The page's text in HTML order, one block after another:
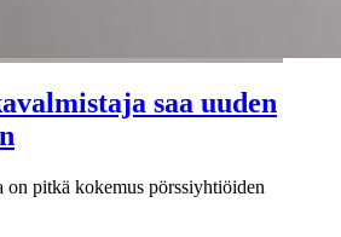
saa uuden
pitkä kokemus pörssiyhtiöiden